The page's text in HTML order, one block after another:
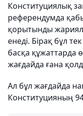
Конституциялық
референдумда
қорытынды
енеді. Бірақ бұл
басқа құжаттарда
жағдайда ғана
Ал бұл жағдайда
Конституцияның